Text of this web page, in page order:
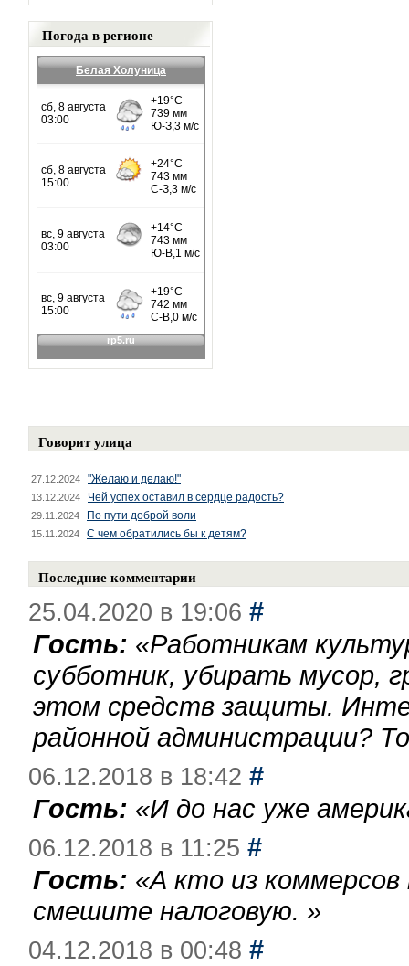
Погода в регионе
Белая Холуница
Говорит улица
27.12.2024 "Желаю и делаю!"
13.12.2024 Чей успех оставил в сердце радость?
29.11.2024 По пути доброй воли
15.11.2024 С чем обратились бы к детям?
Последние комментарии
25.04.2020 в 19:06 #
Гость: «Работникам
субботник, убирать мусор,
этом средств защиты.
районной администрации?
06.12.2018 в 18:42 #
Гость: «И до нас уже
06.12.2018 в 11:25 #
Гость: «А кто из
смешите налоговую. »
04.12.2018 в 00:48 #